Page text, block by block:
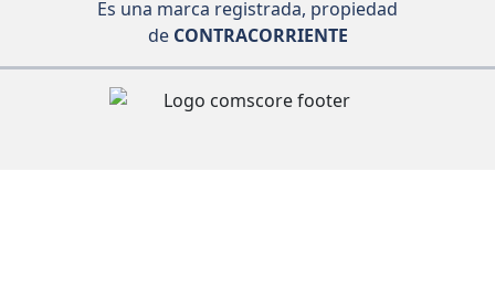
Es una marca registrada, propiedad
deCONTRACORRIENTE